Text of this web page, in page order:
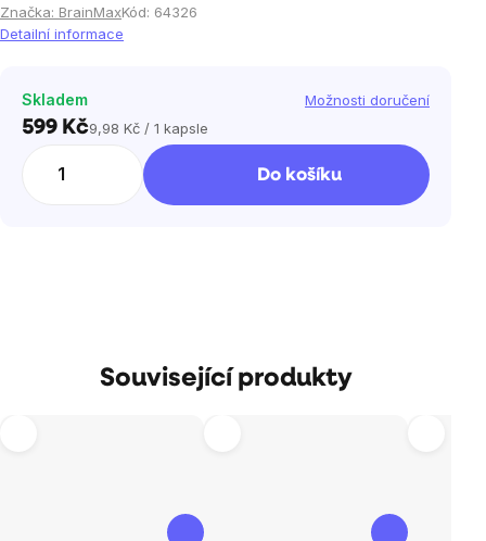
Značka: BrainMaxKód: 64326
Detailní informace
Skladem Možnosti doručení
599 KčMěrná
9,98 Kč / 1 kapsle
Do košíku
Související produkty